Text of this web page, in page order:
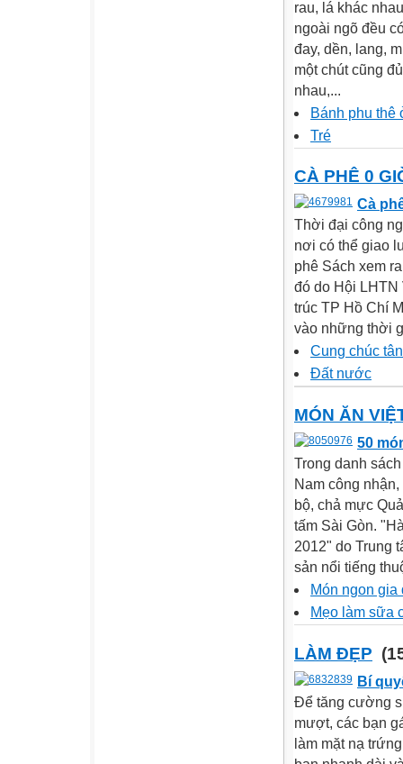
rau, lá khác
ngoài ngõ đều
đay, dền, lang,
một chút cũng
nhau,...
Bánh phu thê
Tré
CÀ PHÊ 0
Cà
Thời đại công
nơi có thể giao
phê Sách xem
đó do Hội
trúc TP Hồ Chí
vào những thời
Cung chúc
Đất nước
MÓN ĂN
50
Trong danh
Nam công
bộ, chả mực
tấm Sài Gòn.
2012" do Trung
sản nổi tiếng
Món ngon gia
Mẹo làm sữa
LÀM ĐẸP
Bí
Để tăng cường
mượt, các bạn
làm mặt nạ